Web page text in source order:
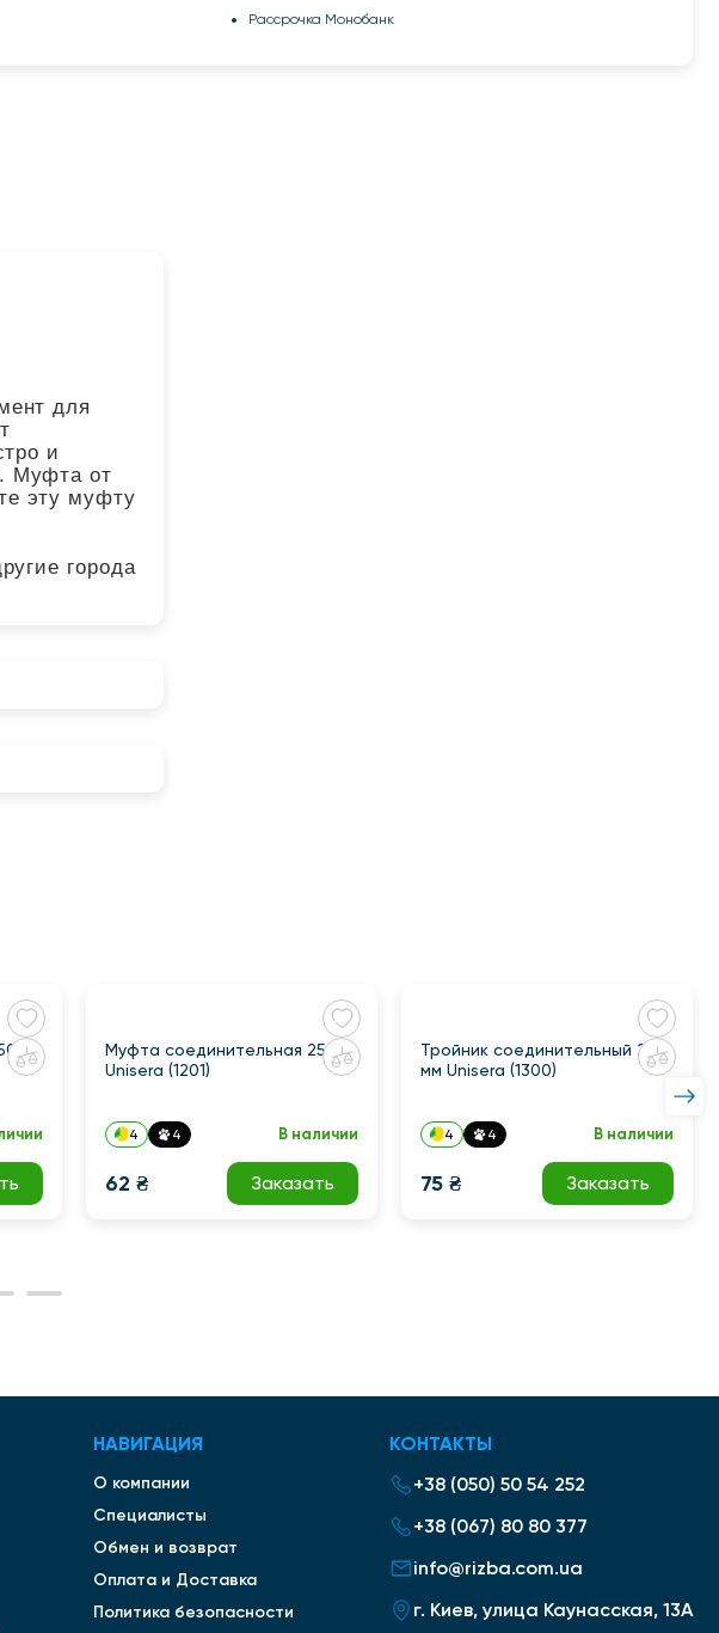
Рассрочка Монобанк
для
и
Муфта от
эту муфту
города
Муфта соединительная 25 мм
Unisera (1201)
4 4 В наличии
62 ₴ Заказать
Тройник соединительный 20
мм Unisera (1300)
4 4 В наличии
75 ₴ Заказать
НАВИГАЦИЯ
О компании
Специалисты
Обмен и возврат
Оплата и Доставка
Политика безопасности
КОНТАКТЫ
+38 (050) 50 54 252
+38 (067) 80 80 377
info@rizba.com.ua
г. Киев, улица Каунасская, 13А